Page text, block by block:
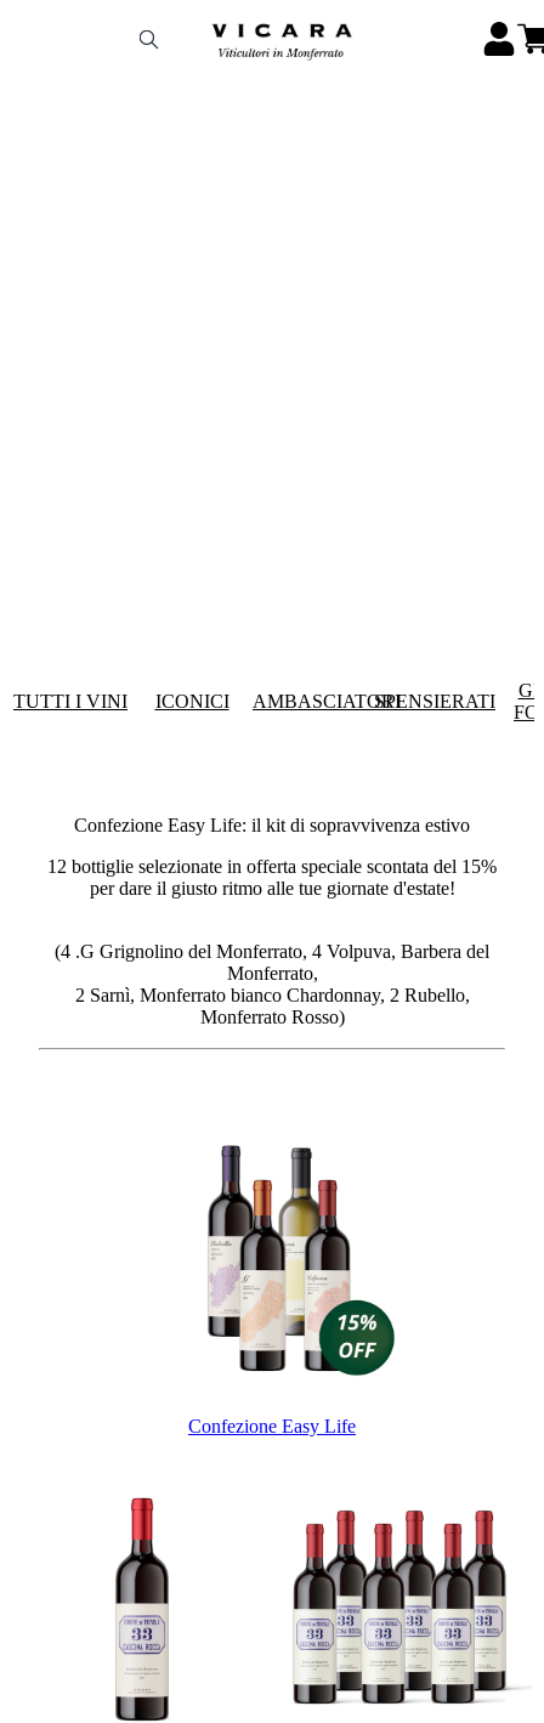
TUTTI I VINI ICONICI AMBASCIATORISPENSIERATI
Confezione Easy Life: il kit di sopravvivenza estivo
12 bottiglie selezionate in offerta speciale scontata del 15%
per dare il giusto ritmo alle tue giornate d'estate!
(4 .G Grignolino del Monferrato, 4 Volpuva, Barbera del
Monferrato,
2 Sarnì, Monferrato bianco Chardonnay, 2 Rubello,
Monferrato Rosso)
Confezione Easy Life